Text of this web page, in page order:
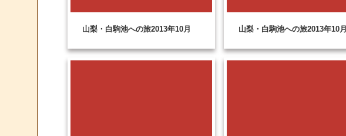
山梨・白駒池への旅2013年10月 山梨・白駒池への旅2013年10月